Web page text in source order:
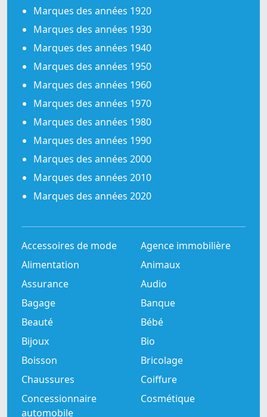
Marques des années 1920
Marques des années 1930
Marques des années 1940
Marques des années 1950
Marques des années 1960
Marques des années 1970
Marques des années 1980
Marques des années 1990
Marques des années 2000
Marques des années 2010
Marques des années 2020
Accessoires de mode
Agence immobilière
Alimentation
Animaux
Assurance
Audio
Bagage
Banque
Beauté
Bébé
Bijoux
Bio
Boisson
Bricolage
Chaussures
Coiffure
Concessionnaire
automobile
Cosmétique